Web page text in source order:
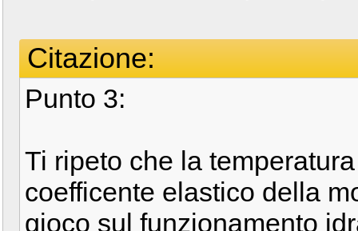
Citazione:
Punto 3:
Ti ripeto che la
coefficente elastico della
gioco sul funzionamento